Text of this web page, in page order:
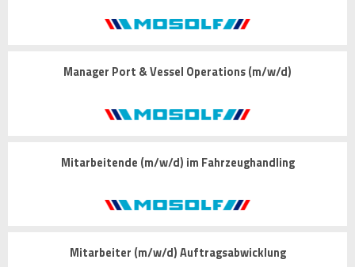
Manager Port & Vessel Operations (m/w/d)
Mitarbeitende (m/w/d) im Fahrzeughandling
Mitarbeiter (m/w/d) Auftragsabwicklung